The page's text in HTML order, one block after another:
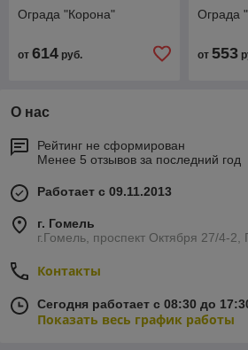
Ограда "Корона"
от 614 руб.
Ограда
от 553
О нас
Рейтинг не сформирован
Менее 5 отзывов за последний год
Работает с 09.11.2013
г. Гомель
г.Гомель, проспект Октября 27/4-2,
Контакты
Сегодня работает с 08:30 до
Показать весь график работы